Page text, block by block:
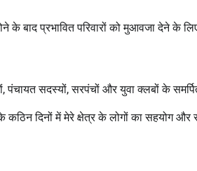
बाद प्रभावित परिवारों को मुआवजा देने के लिए
पंचायत सदस्यों, सरपंचों और युवा क्लबों के
दिनों में मेरे क्षेत्र के लोगों का सहयोग और